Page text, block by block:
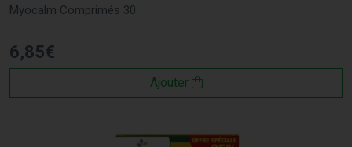
Myocalm Comprimés 30
6,85€
Ajouter